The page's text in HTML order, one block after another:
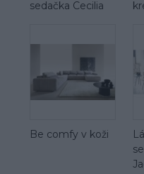
sedačka Cecilia
Be comfy v koži